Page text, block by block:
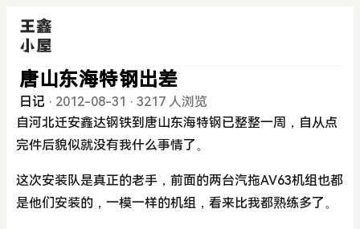
唐山东海特钢出差
日记 · 2012-08-31 · 3217 人浏览
自河北迁安鑫达钢铁到唐山东海特钢已整整一周，自从点
完件后貌似就没有我什么事情了。
这次安装队是真正的老手，前面的两台汽拖AV63机组也都
是他们安装的，一模一样的机组，看来比我都熟练多了。